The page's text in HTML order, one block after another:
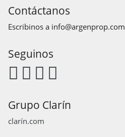
Contáctanos
Escribinos a info@argenprop.com
Seguinos
Grupo Clarín
clarín.com